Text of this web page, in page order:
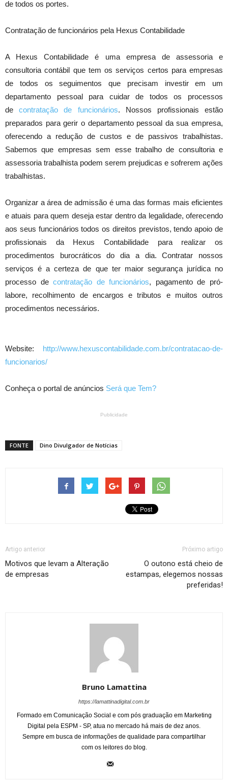
de todos os portes.
Contratação de funcionários pela Hexus Contabilidade
A Hexus Contabilidade é uma empresa de assessoria e
consultoria contábil que tem os serviços certos para empresas
de todos os seguimentos que precisam investir em um
departamento pessoal para cuidar de todos os processos
decontratação de funcionários. Nossos profissionais estão
preparados para gerir o departamento pessoal da sua empresa,
oferecendo a redução de custos e de passivos trabalhistas.
Sabemos que empresas sem esse trabalho de consultoria e
assessoria trabalhista podem serem prejudicas e sofrerem ações
trabalhistas.
Organizar a área de admissão é uma das formas mais eficientes
e atuais para quem deseja estar dentro da legalidade, oferecendo
aos seus funcionários todos os direitos previstos, tendo apoio de
profissionais da Hexus Contabilidade para realizar os
procedimentos burocráticos do dia a dia. Contratar nossos
serviços é a certeza de que ter maior segurança jurídica no
processo decontratação de funcionários, pagamento de pró-
labore, recolhimento de encargos e tributos e muitos outros
procedimentos necessários.
Website: http://www.hexuscontabilidade.com.br/contratacao-de-
funcionarios/
Conheça o portal de anúncios Será que Tem?
Publicidade
FONTE Dino Divulgador de Notícias
Artigo anterior
Motivos que levam a Alteração
de empresas
Próximo artigo
O outono está cheio de
estampas, elegemos nossas
preferidas!
Bruno Lamattina
https://lamattinadigital.com.br
Formado em Comunicação Social e com pós graduação em Marketing
Digital pela ESPM - SP, atua no mercado há mais de dez anos.
Sempre em busca de informações de qualidade para compartilhar
com os leitores do blog.